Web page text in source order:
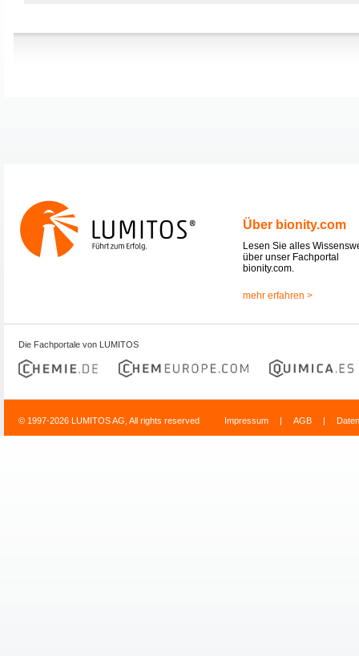
Über bionity.com
Lesen Sie alles
über unser Fachportal
bionity.com.
mehr erfahren >
Die Fachportale von LUMITOS
© 1997-2026 LUMITOS AG, All rights reserved Impressum | AGB |